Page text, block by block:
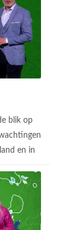
blik op
en in